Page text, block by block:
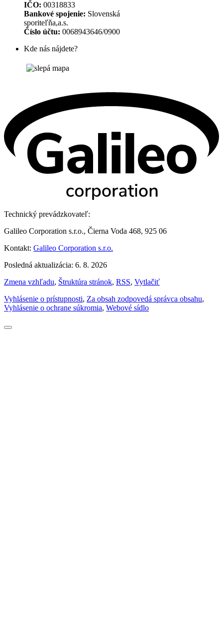
IČO: 00318833
Bankové spojenie: Slovenská
sporiteľňa,a.s.
Číslo účtu: 0068943646/0900
Kde nás nájdete?
Technický prevádzkovateľ:
Galileo Corporation s.r.o., Čierna Voda 468, 925 06
Kontakt: Galileo Corporation s.r.o.
Posledná aktualizácia: 6. 8. 2026
Zmena vzhľadu, Štruktúra stránok, RSS, Vytlačiť
Vyhlásenie o prístupnosti, Za obsah zodpovedá správca obsahu,
Vyhlásenie o ochrane súkromia, Webové sídlo